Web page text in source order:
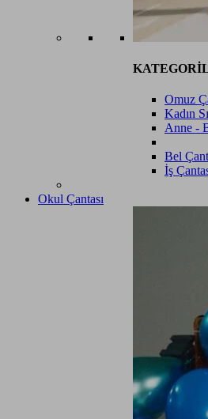
Omuz
Kadın
Anne -
Bel
İş
Okul Çantası